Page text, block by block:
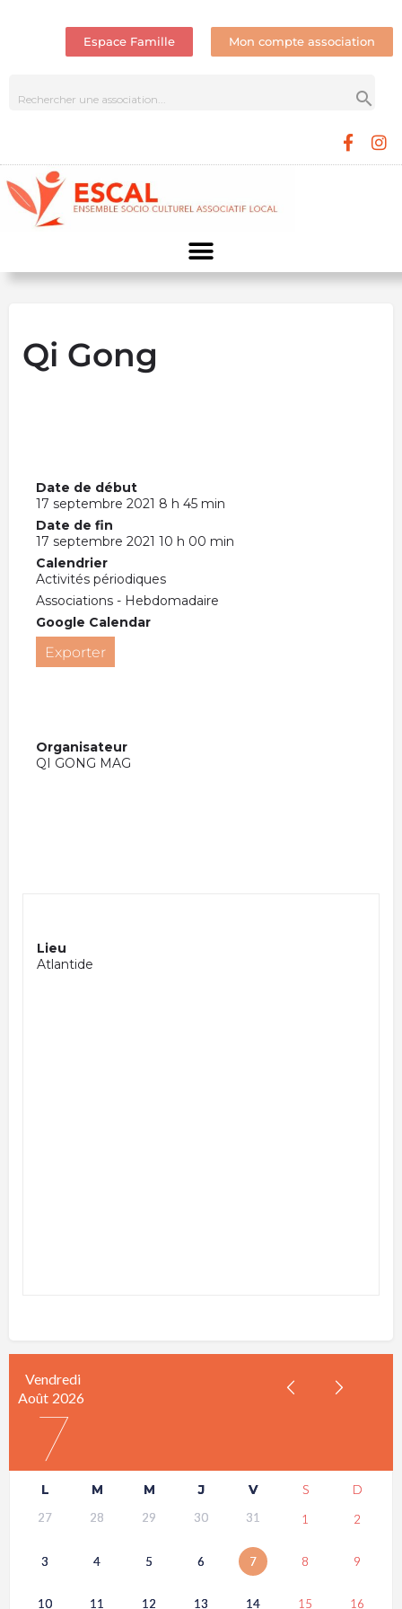
Espace Famille Mon compte association
Qi Gong
Date de début
17 septembre 2021 8 h 45 min
Date de fin
17 septembre 2021 10 h 00 min
Calendrier
Activités périodiques
Associations - Hebdomadaire
Google Calendar
Exporter
Organisateur
QI GONG MAG
Lieu
Atlantide
Vendredi
Août 2026
7
L M M J V S D
27 28 29 30 31 1 2
3 4 5 6 7 8 9
10 11 12 13 14 15 16